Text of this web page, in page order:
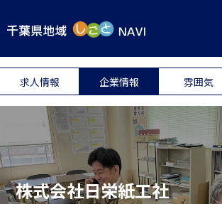
求人情報 企業情報 雰囲気
株式会社日栄紙工社